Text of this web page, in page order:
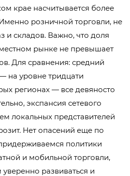
крае насчитывается более
розничной торговли, не
и складов. Важно, что доля
рынке не превышает
Для сравнения: средний
на уровне тридцати
регионах — все девяносто
экспансия сетевого
локальных представителей
Нет опасений еще по
политики
и мобильной торговли,
развиваться и